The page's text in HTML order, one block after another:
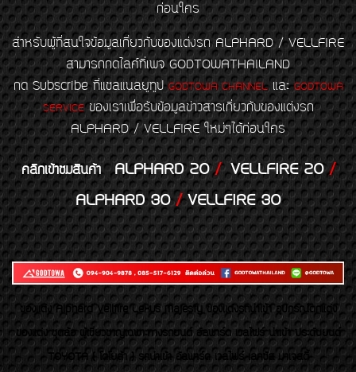
ก่อนใคร
สำหรับผู้ที่สนใจข้อมูลเกี่ยวกับของแต่งรถ ALPHARD / VELLFIRE
สามารถกดไลค์ที่เพจ GODTOWATHAILAND
กด Subscribe ที่แชลแนลยูทูป GODTOWA CHANNELและGODTOWA
SERVICEของเราเพื่อรับข้อมูลข่าวสารเกี่ยวกับของแต่งรถ
ALPHARD / VELLFIRE ใหม่ๆได้ก่อนใคร
คลิกเข้าชมสินค้า ALPHARD 20/VELLFIRE 20/
ALPHARD 30/VELLFIRE 30
ของเเต่ง Alphard Vellfire Lexus Majesty ของเเต่งรถนำเข้า อุปกรณ์ตกแต่ง
ของแต่ง ชุดล้อ ผู้เชี่ยวชาญเฉพาะทางรถยนต์ อัลพาร์ด เวลไฟร์ นำเข้า ประดับยนต์
TOYOTA ( โตโยต้า ) รถนำเข้า อัลพาร์ด เวลไฟร์ เลกซัส มาเจสตี้